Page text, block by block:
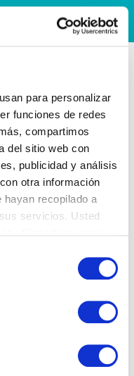
para personalizar
funciones de redes
compartimos
del sitio web con
publicidad y análisis
otra información
hayan recopilado a
servicios. Usted